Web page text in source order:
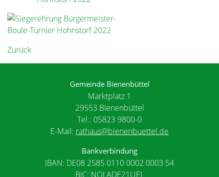
Zurück
Gemeinde Bienenbüttel
Marktplatz 1
29553 Bienenbüttel
Tel.: 05823 9800-0
E-Mail: rathaus@bienenbuettel.de
Bankverbindung
IBAN: DE08 2585 0110 0002 0003 54
BIC: NOLADE21UEL